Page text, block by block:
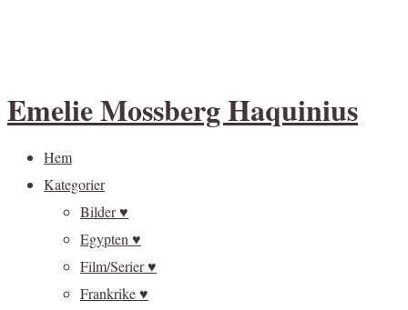
Emelie Mossberg Haquinius
Hem
Kategorier
Bilder ♥
Egypten ♥
Film/Serier ♥
Frankrike ♥